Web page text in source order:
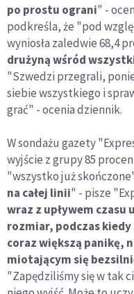
po prostu ograni" -
podkreśla, że "pod
wyniosła zaledwie 68,4
drużyną wśród
"Szwedzi przegrali,
siebie wszystkiego i
grać" - ocenia dziennik.
W sondażu gazety
wyjście z grupy 85
"wszystko już
na całej linii" - pisze
wraz z upływem czasu
rozmiar, podczas
coraz większą panikę,
miotającym się
"Zapędziliśmy się w tak